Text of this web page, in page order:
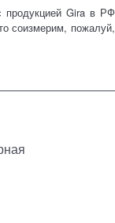
продукцией Gira в РФ
соизмерим, пожалуй,